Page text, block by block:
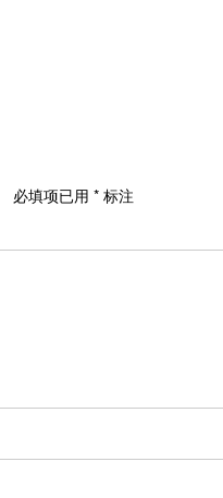
必填项已用 * 标注